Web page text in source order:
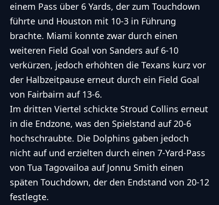
einem Pass über 6 Yards, der zum Touchdown
führte und Houston mit 10-3 in Führung
brachte. Miami konnte zwar durch einen
weiteren Field Goal von Sanders auf 6-10
verkürzen, jedoch erhöhten die Texans kurz vor
der Halbzeitpause erneut durch ein Field Goal
von Fairbairn auf 13-6.
Im dritten Viertel schickte Stroud Collins erneut
in die Endzone, was den Spielstand auf 20-6
hochschraubte. Die Dolphins gaben jedoch
nicht auf und erzielten durch einen 7-Yard-Pass
von Tua Tagovailoa auf Jonnu Smith einen
späten Touchdown, der den Endstand von 20-12
festlegte.